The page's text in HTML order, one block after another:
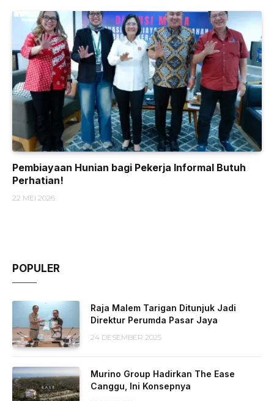
Pembiayaan Hunian bagi Pekerja Informal Butuh
Perhatian!
22 MEI 2026
POPULER
Raja Malem Tarigan Ditunjuk Jadi
Direktur Perumda Pasar Jaya
24 DESEMBER 2025
Murino Group Hadirkan The Ease
Canggu, Ini Konsepnya